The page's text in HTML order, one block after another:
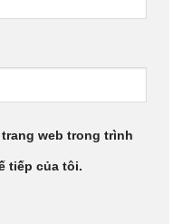
web trong trình
tiếp của tôi.